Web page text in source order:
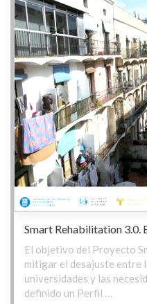
Smart Rehabilitation 3.0.
El objetivo del Proyecto
mitigar el desajuste entre
universidades y las
definido un Perfil …